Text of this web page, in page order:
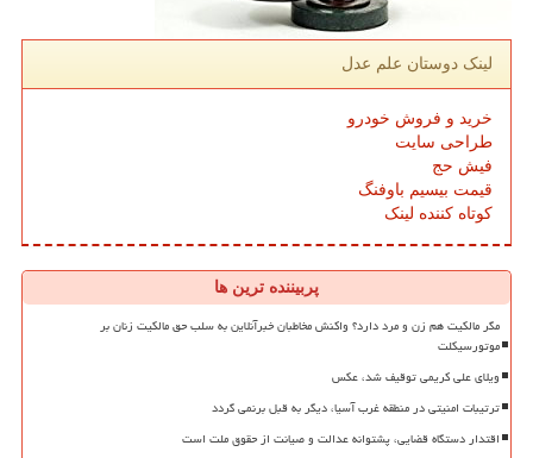
لینک دوستان علم عدل
خرید و فروش خودرو
طراحی سایت
فیش حج
قیمت بیسیم باوفنگ
کوتاه کننده لینک
پربیننده ترین ها
مگر مالکیت هم زن و مرد دارد؟ واکنش مخاطبان خبرآنلاین به سلب حق مالکیت زنان بر
موتورسیکلت
ویلای علی کریمی توقیف شد، عکس
ترتیبات امنیتی در منطقه غرب آسیا، دیگر به قبل برنمی گردد
اقتدار دستگاه قضایی، پشتوانه عدالت و صیانت از حقوق ملت است